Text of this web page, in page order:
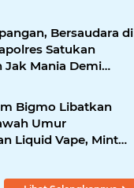
Bersaudara di
Satukan
Jak Mania Demi
Piala Presiden
Bigmo Libatkan
Umur
Liquid Vape, Minta
Tegas